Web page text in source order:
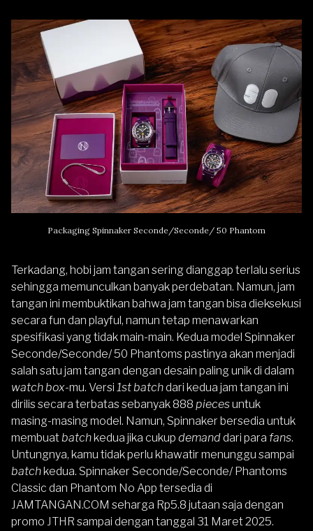
Packaging Spinnaker Seconde/Seconde/ 50 Phantom
Terkadang, hobi jam tangan sering dianggap terlalu serius
sehingga memunculkan banyak perdebatan. Namun, jam
tangan ini membuktikan bahwa jam tangan bisa dieksekusi
secara fun dan playful, namun tetap menawarkan
spesifikasi yang tidak main-main. Kedua model Spinnaker
Seconde/Seconde/ 50 Phantomspastinya akan menjadi
salah satu jam tangan dengan desain paling unik di dalam
watch box-mu. Versi 1st batchdari kedua jam tangan ini
dirilis secara terbatas sebanyak 888 piecesuntuk
masing-masing model. Namun, Spinnaker bersedia untuk
membuatbatch kedua jika cukup demanddari para fans.
Untungnya, kamu tidak perlu khawatir menunggu sampai
batch kedua. Spinnaker Seconde/Seconde/ Phantoms
Classic dan Phantom No App tersedia di
JAMTANGAN.COM seharga Rp5.8 jutaan saja dengan
promo JTHR sampai dengan tanggal 31 Maret 2025.